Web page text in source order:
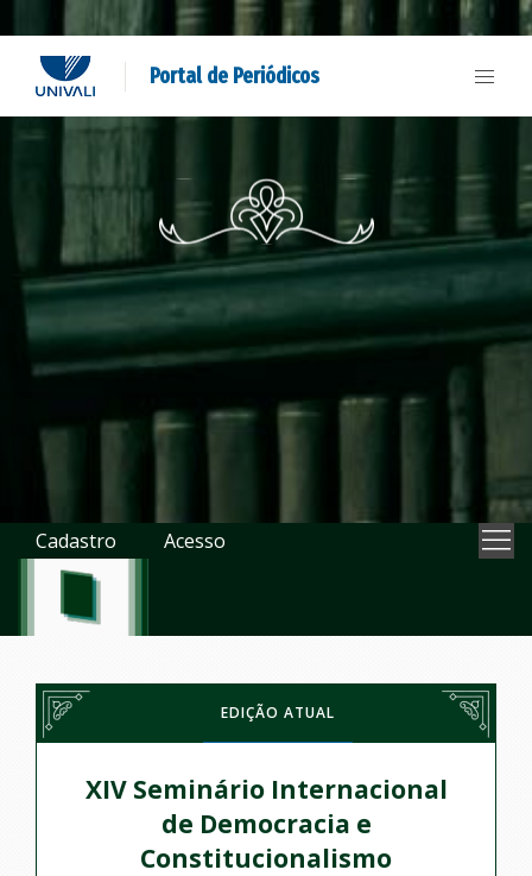
Portal de Periódicos
Cadastro Acesso
EDIÇÃO ATUAL
XIV Seminário Internacional
de Democracia e
Constitucionalismo